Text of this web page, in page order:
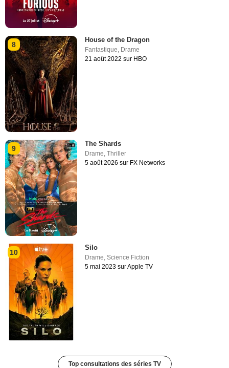
8
House of the Dragon
Fantastique Drame
21 août 2022 sur HBO
9
The Shards
Drame,Thriller
5 août 2026 sur FX Networks
10
Silo
Drame,Science Fiction
5 mai 2023 sur Apple TV
Top consultations des séries TV